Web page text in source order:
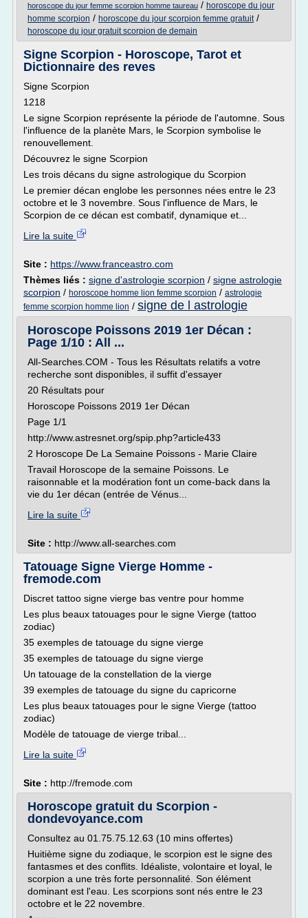
horoscope du jour femme scorpion homme taureau / horoscope du jour
homme scorpion / horoscope du jour scorpion femme gratuit/
horoscope du jour gratuit scorpion de demain
Signe Scorpion - Horoscope, Tarot et
Dictionnaire des reves
Signe Scorpion
1218
Le signe Scorpion représente la période de l'automne. Sous
l'influence de la planète Mars, le Scorpion symbolise le
renouvellement.
Découvrez le signe Scorpion
Les trois décans du signe astrologique du Scorpion
Le premier décan englobe les personnes nées entre le 23
octobre et le 3 novembre. Sous l'influence de Mars, le
Scorpion de ce décan est combatif, dynamique et...
Lire la suite
Site : https://www.franceastro.com
Thèmes liés : signe d'astrologie scorpion / signe astrologie
scorpion / horoscope homme lion femme scorpion / astrologie
femme scorpion homme lion / signe de l astrologie
Horoscope Poissons 2019 1er Décan :
Page 1/10 : All ...
All-Searches.COM - Tous les Résultats relatifs a votre
recherche sont disponibles, il suffit d'essayer
20 Résultats pour
Horoscope Poissons 2019 1er Décan
Page 1/1
http://www.astresnet.org/spip.php?article433
2 Horoscope De La Semaine Poissons - Marie Claire
Travail Horoscope de la semaine Poissons. Le
raisonnable et la modération font un come-back dans la
vie du 1er décan (entrée de Vénus...
Lire la suite
Site : http://www.all-searches.com
Tatouage Signe Vierge Homme -
fremode.com
Discret tattoo signe vierge bas ventre pour homme
Les plus beaux tatouages pour le signe Vierge (tattoo
zodiac)
35 exemples de tatouage du signe vierge
35 exemples de tatouage du signe vierge
Un tatouage de la constellation de la vierge
39 exemples de tatouage du signe du capricorne
Les plus beaux tatouages pour le signe Vierge (tattoo
zodiac)
Modèle de tatouage de vierge tribal...
Lire la suite
Site : http://fremode.com
Horoscope gratuit du Scorpion -
dondevoyance.com
Consultez au 01.75.75.12.63 (10 mins offertes)
Huitième signe du zodiaque, le scorpion est le signe des
fantasmes et des conflits. Idéaliste, volontaire et loyal, le
scorpion a une très forte personnalité. Son élément
dominant est l'eau. Les scorpions sont nés entre le 23
octobre et le 22 novembre.